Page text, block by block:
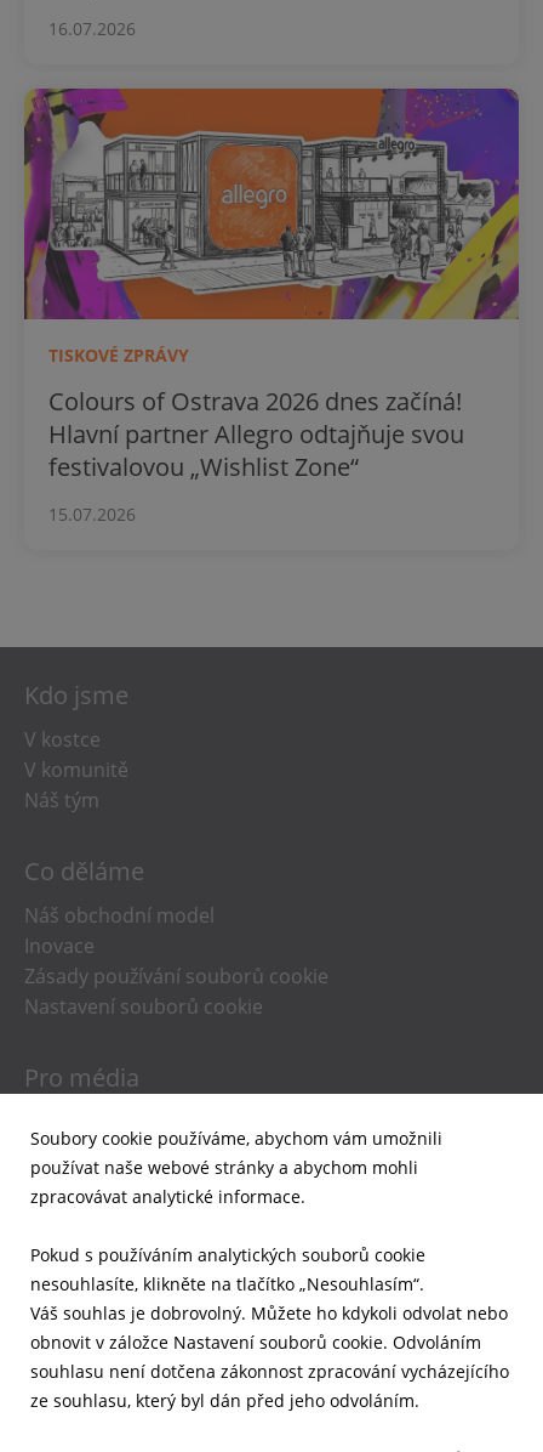
16.07.2026
TISKOVÉ ZPRÁVY
Colours of Ostrava 2026 dnes začíná!
Hlavní partner Allegro odtajňuje svou
festivalovou „Wishlist Zone“
15.07.2026
Kdo jsme
V kostce
V komunitě
Náš tým
Co děláme
Náš obchodní model
Inovace
Zásady používání souborů cookie
Nastavení souborů cookie
Pro média
Podklady pro média
Upozornění e-mailem
Pro investory
Finanční výsledky
Aktuální přehledy
Správa a řízení společnosti
Soubory cookie používáme, abychom vám umožnili
používat naše webové stránky a abychom mohli
zpracovávat analytické informace.
Pokud s používáním analytických souborů cookie
nesouhlasíte, klikněte na tlačítko „Nesouhlasím“.
Váš souhlas je dobrovolný. Můžete ho kdykoli odvolat nebo
obnovit v záložce Nastavení souborů cookie. Odvoláním
souhlasu není dotčena zákonnost zpracování vycházejícího
ze souhlasu, který byl dán před jeho odvoláním.